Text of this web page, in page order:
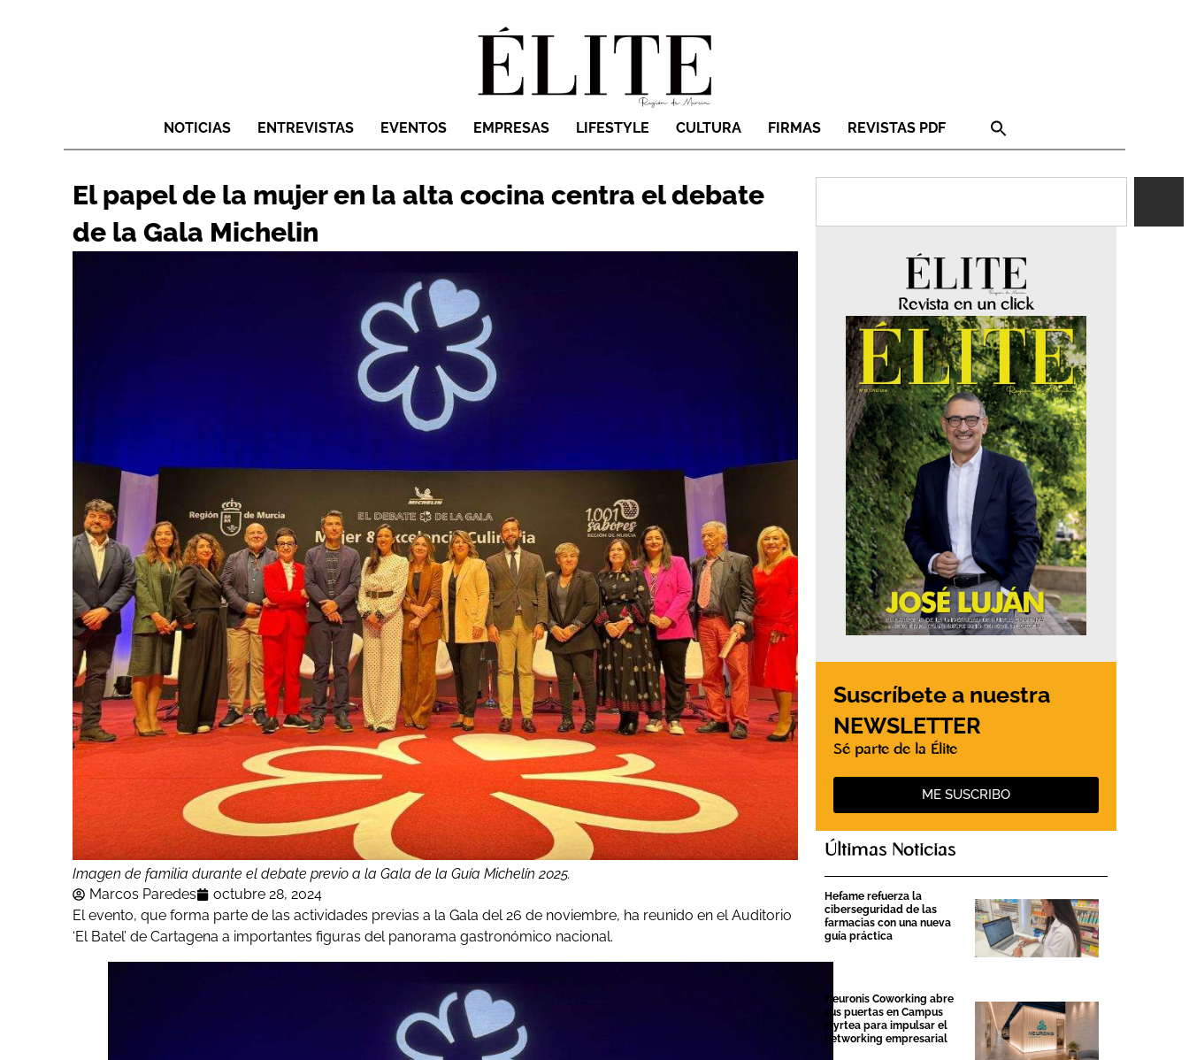
NOTICIAS ENTREVISTAS EVENTOS EMPRESAS LIFESTYLE CULTURA FIRMAS REVISTAS PDF
El papel de la mujer en la alta cocina centra el debate
de la Gala Michelin
Imagen de familia durante el debate previo a la Gala de la Guía Michelín 2025.
Marcos Paredes
octubre 28, 2024
El evento, que forma parte de las actividades previas a la Gala del 26 de noviembre, ha reunido en el Auditorio
‘El Batel’ de Cartagena a importantes figuras del panorama gastronómico nacional.
Revista en un click
Suscríbete a nuestra
NEWSLETTER
Sé parte de la Élite
ME SUSCRIBO
Últimas Noticias
Hefame refuerza la
ciberseguridad de las
farmacias con una nueva
guía práctica
Neuronis Coworking abre
sus puertas en Campus
Myrtea para impulsar el
networking empresarial